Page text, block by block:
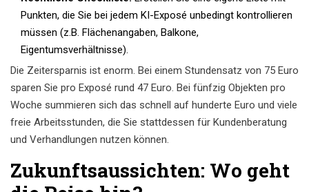
Punkten, die Sie bei jedem KI-Exposé unbedingt kontrollieren
müssen (z.B. Flächenangaben, Balkone,
Eigentumsverhältnisse).
Die Zeitersparnis ist enorm. Bei einem Stundensatz von 75 Euro
sparen Sie pro Exposé rund 47 Euro. Bei fünfzig Objekten pro
Woche summieren sich das schnell auf hunderte Euro und viele
freie Arbeitsstunden, die Sie stattdessen für Kundenberatung
und Verhandlungen nutzen können.
Zukunftsaussichten: Wo geht